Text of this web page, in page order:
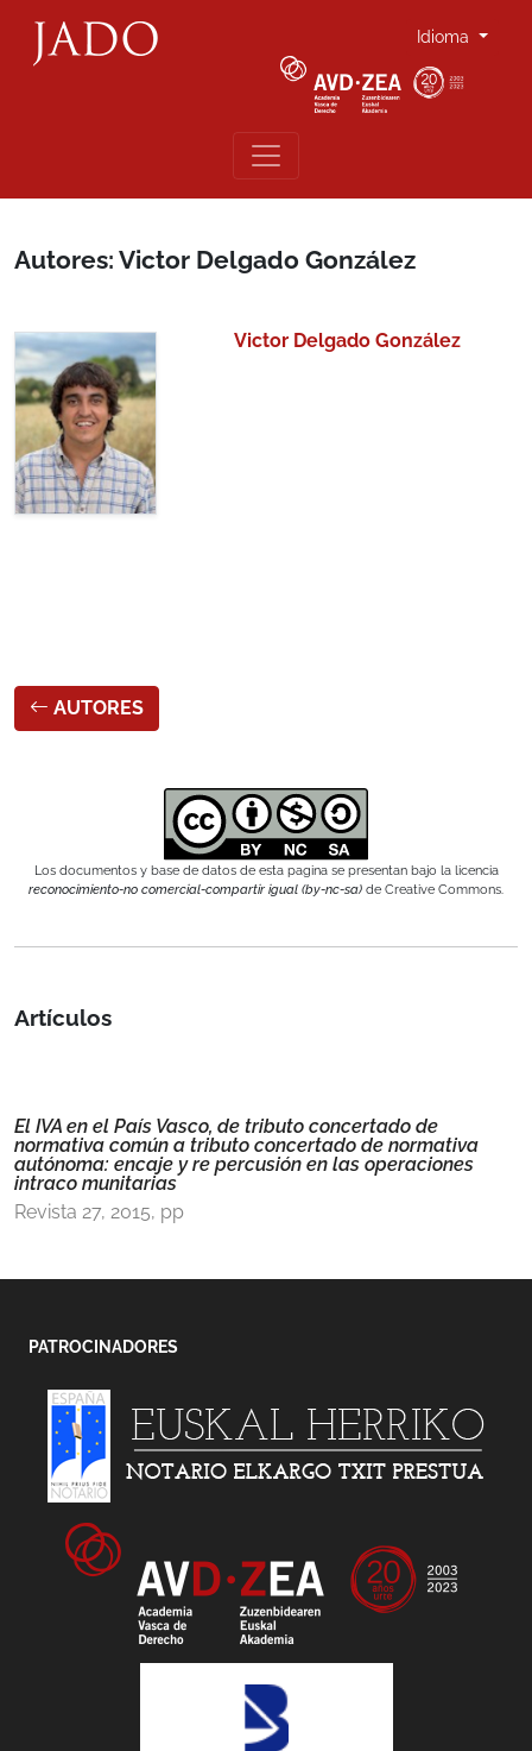
Idioma
Autores: Victor Delgado González
Victor Delgado González
AUTORES
Los documentos y base de datos de esta pagina se presentan bajo la licencia
reconocimiento-no comercial-compartir igual (by-nc-sa) de Creative Commons.
Artículos
El IVA en el País Vasco, de tributo concertado de
normativa común a tributo concertado de normativa
autónoma: encaje y re percusión en las operaciones
intraco munitarias
Revista 27, 2015, pp
PATROCINADORES